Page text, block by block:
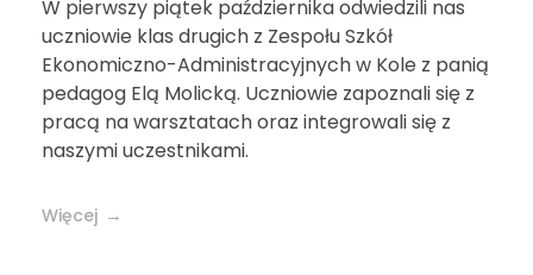
W pierwszy piątek października odwiedzili nas
uczniowie klas drugich z Zespołu Szkół
Ekonomiczno-Administracyjnych w Kole z panią
pedagog Elą Molicką. Uczniowie zapoznali się z
pracą na warsztatach oraz integrowali się z
naszymi uczestnikami.
Więcej